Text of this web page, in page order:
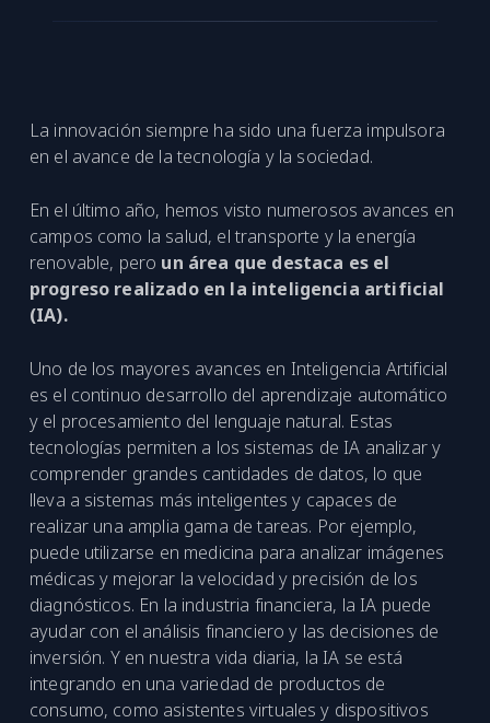
La innovación siempre ha sido una fuerza impulsora
en el avance de la tecnología y la sociedad.
En el último año, hemos visto numerosos avances en
campos como la salud, el transporte y la energía
renovable, pero un área que destaca es el
progreso realizado en la inteligencia artificial
(IA).
Uno de los mayores avances en Inteligencia Artificial
es el continuo desarrollo del aprendizaje automático
y el procesamiento del lenguaje natural. Estas
tecnologías permiten a los sistemas de IA analizar y
comprender grandes cantidades de datos, lo que
lleva a sistemas más inteligentes y capaces de
realizar una amplia gama de tareas. Por ejemplo,
puede utilizarse en medicina para analizar imágenes
médicas y mejorar la velocidad y precisión de los
diagnósticos. En la industria financiera, la IA puede
ayudar con el análisis financiero y las decisiones de
inversión. Y en nuestra vida diaria, la IA se está
integrando en una variedad de productos de
consumo, como asistentes virtuales y dispositivos